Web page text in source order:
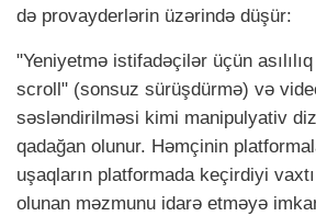
də provayderlərin üzərində düşür:
"Yeniyetmə istifadəçilər üçün
scroll" (sonsuz sürüşdürmə) və
səsləndirilməsi kimi manipulyativ
qadağan olunur. Həmçinin
uşaqların platformada keçirdiyi
olunan məzmunu idarə etməyə